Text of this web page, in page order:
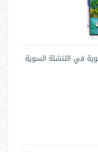
في التنشئة السوية